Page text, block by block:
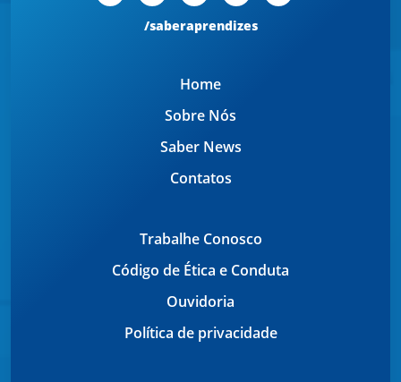
/saberaprendizes
Home
Sobre Nós
Saber News
Contatos
Trabalhe Conosco
Código de Ética e Conduta
Ouvidoria
Política de privacidade